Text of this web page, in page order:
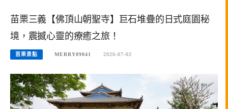
苗栗三義【佛頂山朝聖寺】巨石堆疊的日式庭園秘
境，震撼心靈的療癒之旅！
苗栗景點 MERRY09041 2026-07-02